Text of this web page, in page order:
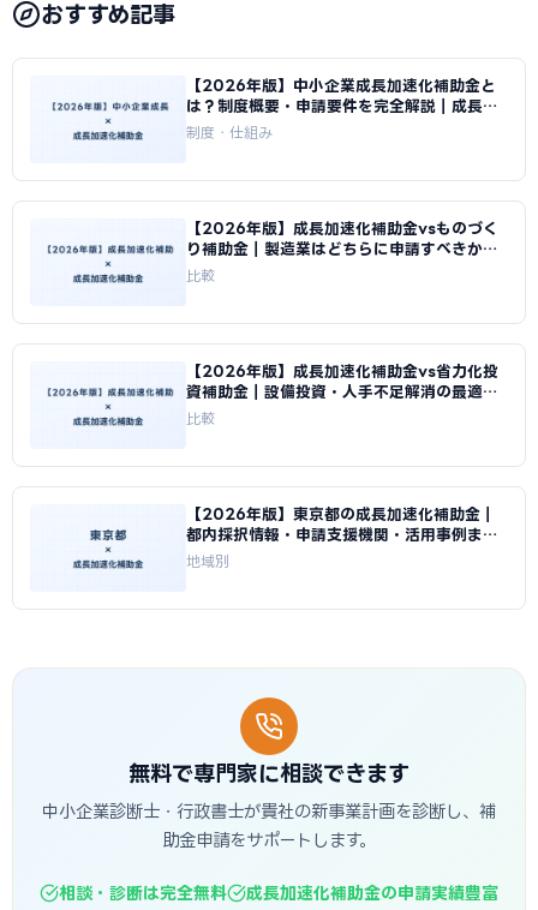
おすすめ記事
【2026年版】中小企業成長加速化補助金と
は？制度概要・申請要件を完全解説｜成長加
速化補助金ナビ
制度・仕組み
【2026年版】成長加速化補助金vsものづく
り補助金｜製造業はどちらに申請すべきか徹
底比較｜成長加速化補助金ナビ
比較
【2026年版】成長加速化補助金vs省力化投
資補助金｜設備投資・人手不足解消の最適補
助金比較｜成長加速化補助金ナビ
比較
【2026年版】東京都の成長加速化補助金｜
都内採択情報・申請支援機関・活用事例まと
め｜成長加速化補助金ナビ
地域別
無料で専門家に相談できます
中小企業診断士・行政書士が貴社の新事業計画を診断し、補
助金申請をサポートします。
相談・診断は完全無料
成長加速化補助金の申請実績豊富